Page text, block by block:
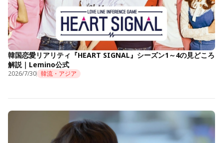
韓国恋愛リアリティ『HEART SIGNAL』シーズン1～4の見どころ
解説｜Lemino公式
2026/7/30 韓流・アジア